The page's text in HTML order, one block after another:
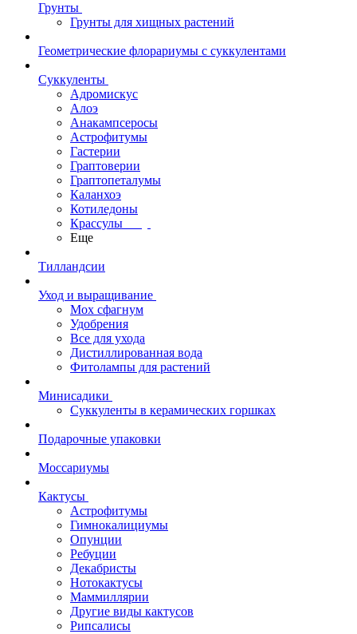
Грунты
Грунты для хищных растений
Геометрические флорариумы с суккулентами
Суккуленты
Адромискус
Алоэ
Анакампсеросы
Астрофитумы
Гастерии
Граптоверии
Граптопеталумы
Каланхоэ
Котиледоны
Крассулы
Еще
Тилландсии
Уход и выращивание
Мох сфагнум
Удобрения
Все для ухода
Дистиллированная вода
Фитолампы для растений
Минисадики
Суккуленты в керамических горшках
Подарочные упаковки
Моссариумы
Кактусы
Астрофитумы
Гимнокалициумы
Опунции
Ребуции
Декабристы
Нотокактусы
Маммиллярии
Другие виды кактусов
Рипсалисы